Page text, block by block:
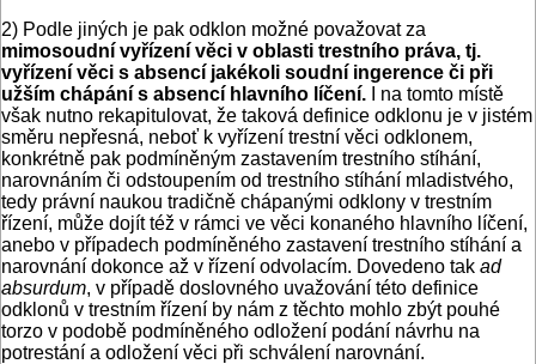
2) Podle jiných je pak odklon možné považovat za
mimosoudní vyřízení věci v oblasti trestního práva, tj.
vyřízení věci s absencí jakékoli soudní ingerence či při
užším chápání s absencí hlavního líčení. I na tomto místě
však nutno rekapitulovat, že taková definice odklonu je v jistém
směru nepřesná, neboť k vyřízení trestní věci odklonem,
konkrétně pak podmíněným zastavením trestního stíhání,
narovnáním či odstoupením od trestního stíhání mladistvého,
tedy právní naukou tradičně chápanými odklony v trestním
řízení, může dojít též v rámci ve věci konaného hlavního líčení,
anebo v případech podmíněného zastavení trestního stíhání a
narovnání dokonce až v řízení odvolacím. Dovedeno tak ad
absurdum, v případě doslovného uvažování této definice
odklonů v trestním řízení by nám z těchto mohlo zbýt pouhé
torzo v podobě podmíněného odložení podání návrhu na
potrestání a odložení věci při schválení narovnání.